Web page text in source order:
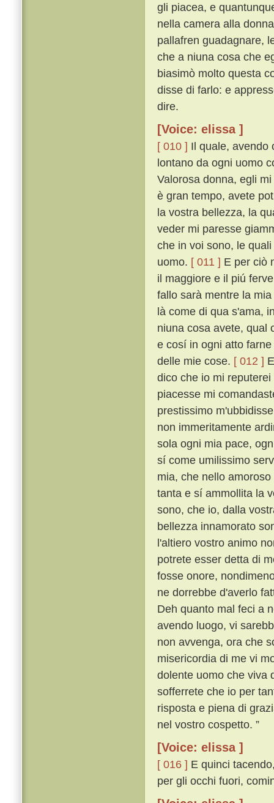
gli piacea, e
nella camera alla
pallafren guadagnare,
che a niuna cosa che
biasimò molto questa
disse di farlo: e
dire.
[Voice: elissa ]
[ 010 ] Il quale, avendo
lontano da ogni uomo
Valorosa donna, egli
è gran tempo, avete
la vostra bellezza, la
veder mi paresse
che in voi sono, le
uomo. [ 011 ] E per ciò
il maggiore e il piú
fallo sarà mentre la
là come di qua s'ama,
niuna cosa avete, qual
e cosí in ogni atto
delle mie cose. [ 012 ]
dico che io mi
piacesse mi
prestissimo
non immeritamente
sola ogni mia pace,
sí come umilissimo
mia, che nello
tanta e sí ammollita la
sono, che io, dalla
bellezza innamorato
l'altiero vostro animo
potrete esser detta di
fosse onore,
ne dorrebbe d'averlo
Deh quanto mal feci a
avendo luogo, vi
non avvenga, ora che
misericordia di me vi
dolente uomo che viva
sofferrete che io per
risposta e piena di
nel vostro cospetto. ”
[Voice: elissa ]
[ 016 ] E quinci
per gli occhi fuori,